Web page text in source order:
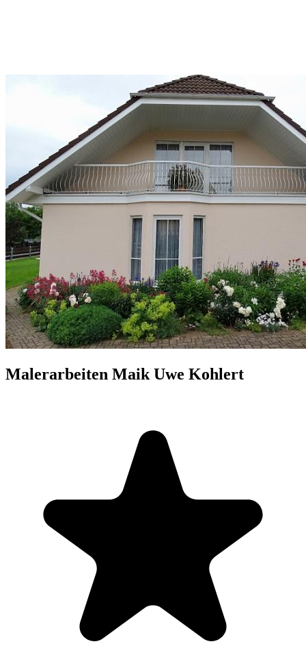
Malerarbeiten Maik Uwe Kohlert